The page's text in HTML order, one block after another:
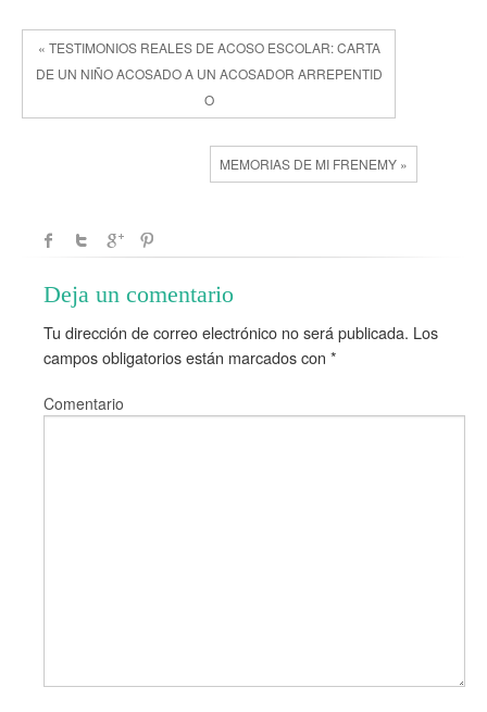
« TESTIMONIOS REALES DE ACOSO ESCOLAR: CARTA
DE UN NIÑO ACOSADO A UN ACOSADOR ARREPENTID
O
MEMORIAS DE MI FRENEMY »
Deja un comentario
Tu dirección de correo electrónico no será publicada. Los
campos obligatorios están marcados con *
Comentario